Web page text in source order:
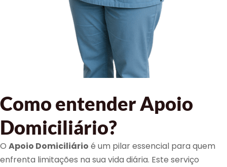
Como entender Apoio
Domiciliário?
O Apoio Domiciliário é um pilar essencial para quem
enfrenta limitações na sua vida diária. Este serviço